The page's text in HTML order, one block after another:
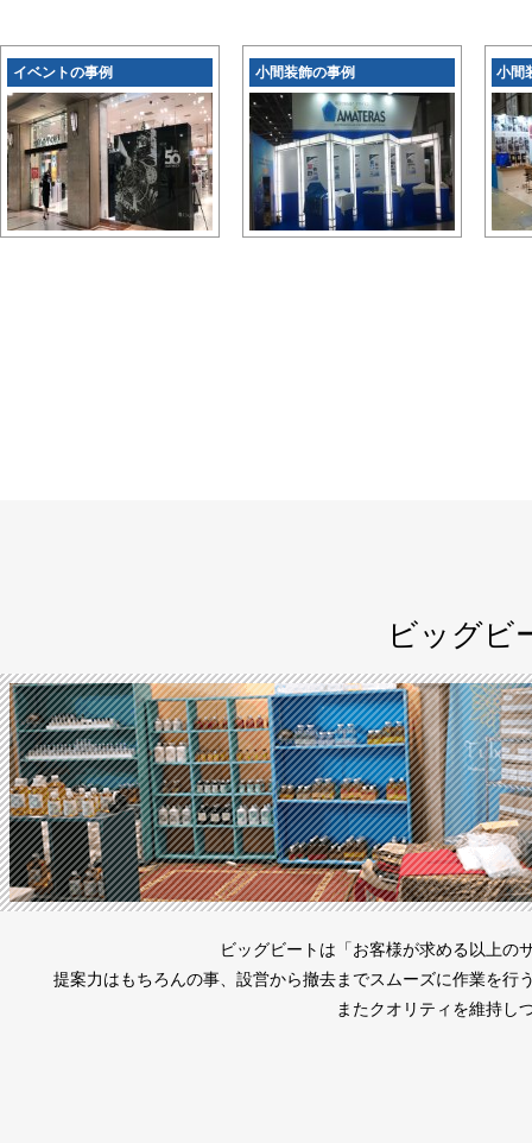
イベントの事例 小間装飾の事例 小間
ビッグビ
ビッグビートは「お客様が求める以上の
提案力はもちろんの事、設営から撤去までスムーズに作業を
またクオリティを維持し